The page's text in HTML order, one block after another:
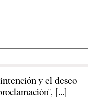
y el deseo
[...]